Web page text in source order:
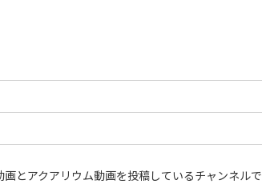
とアクアリウム動画を投稿しているチャンネル